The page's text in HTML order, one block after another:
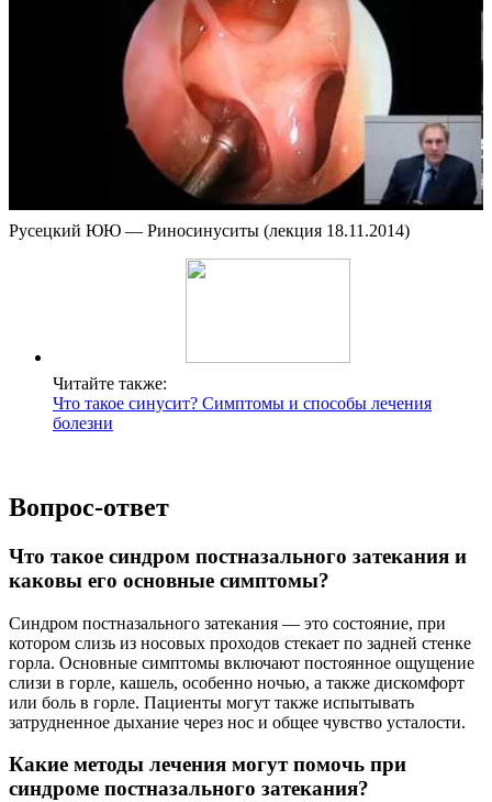
Русецкий ЮЮ — Риносинуситы (лекция 18.11.2014)
Читайте также:
Что такое синусит? Симптомы и способы лечения
болезни
Вопрос-ответ
Что такое синдром постназального затекания и
каковы его основные симптомы?
Синдром постназального затекания — это состояние, при
котором слизь из носовых проходов стекает по задней стенке
горла. Основные симптомы включают постоянное ощущение
слизи в горле, кашель, особенно ночью, а также дискомфорт
или боль в горле. Пациенты могут также испытывать
затрудненное дыхание через нос и общее чувство усталости.
Какие методы лечения могут помочь при
синдроме постназального затекания?